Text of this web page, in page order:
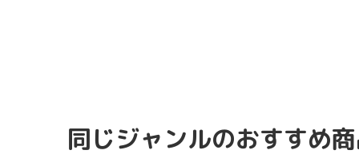
同じジャンルのおすすめ